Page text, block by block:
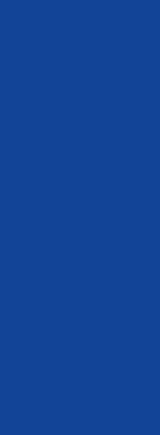
قالب
تغییر کرد.
وب‌سایت در
و اندروید
با این سرویس و